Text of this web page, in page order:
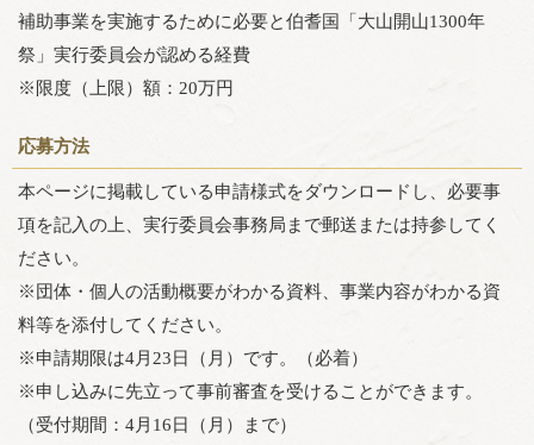
補助事業を実施するために必要と伯耆国「大山開山1300年
祭」実行委員会が認める経費
※限度（上限）額：20万円
応募方法
本ページに掲載している申請様式をダウンロードし、必要事
項を記入の上、実行委員会事務局まで郵送または持参してく
ださい。
※団体・個人の活動概要がわかる資料、事業内容がわかる資
料等を添付してください。
※申請期限は4月23日（月）です。（必着）
※申し込みに先立って事前審査を受けることができます。
（受付期間：4月16日（月）まで）